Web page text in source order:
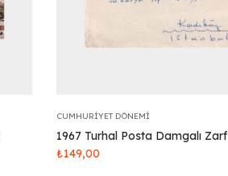
CUMHURIYET DÖNEMI
1967 Turhal Posta Damgalı Zarf
₺149,00